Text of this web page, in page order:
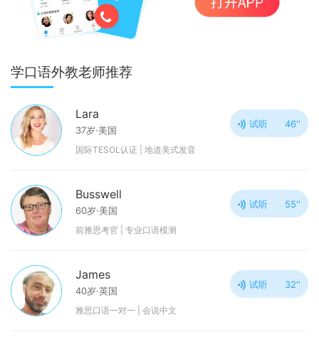
学口语外教老师推荐
Lara
37岁·美国
国际TESOL认证 | 地道美式发音
试听 46''
Busswell
60岁·美国
前雅思考官 | 专业口语模测
试听 55''
James
40岁·英国
雅思口语一对一 | 会说中文
试听 32''